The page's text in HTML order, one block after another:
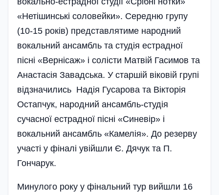
«Нетішинські соловейки». Середню групу
(10-15 років) представлятиме народний
вокальний ансамбль та студія естрадної
пісні «Вернісаж» і солісти Матвій Гасимов та
Анастасія Завадська. У старшій віковій групі
відзначились Надія Гусарова та Вікторія
Остапчук, народний ансамбль-студія
сучасної естрадної пісні «Синевір» і
вокальний ансамбль «Камелія». До резерву
участі у фіналі увійшли Є. Дячук та П.
Гончарук.
Минулого року у фінальний тур вийшли 16